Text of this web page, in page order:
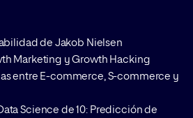
de Jakob Nielsen
Marketing y Growth Hacking
entre E-commerce, S-commerce y
Science de 10: Predicción de